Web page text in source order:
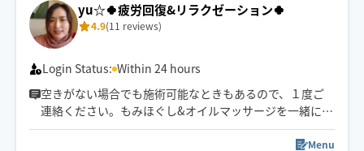
に合わせた手技で癒します👐
もちろん男性、外国の方も大歓迎です✨
🚗県外のお客様は高速代別途頂いております。
yu☆🍀疲労回復&リラクゼーション🍀
4.9(11 reviews)
Login Status: Within 24 hours
空きがない場合でも施術可能なときもあるので、１度ご
連絡ください。もみほぐし&オイルマッサージを一緒にさ
れるとコリも浮腫みもとれてスッキリするのでオススメ
ですよ～(^-^)/１人１人に寄り添う施術を心掛けていまMenu